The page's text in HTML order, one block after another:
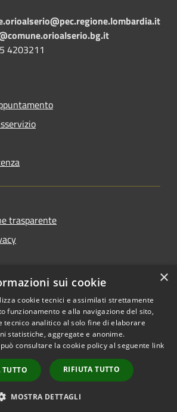
bg.it
4203211
trasparente
accessibilità
Copyright © 2026 • Comune di
Orio al Serio • Powered by
Municipium•
Accesso
redazione
×
sui cookie
cookie tecnici e assimilati strettamente
funzionamento e alla navigazione del sito,
tecnico analitico al solo fine di elaborare
statistiche, aggregate e anonime.
consultare la cookie policy al seguente link
TUTTO RIFIUTA TUTTO
MOSTRA DETTAGLI